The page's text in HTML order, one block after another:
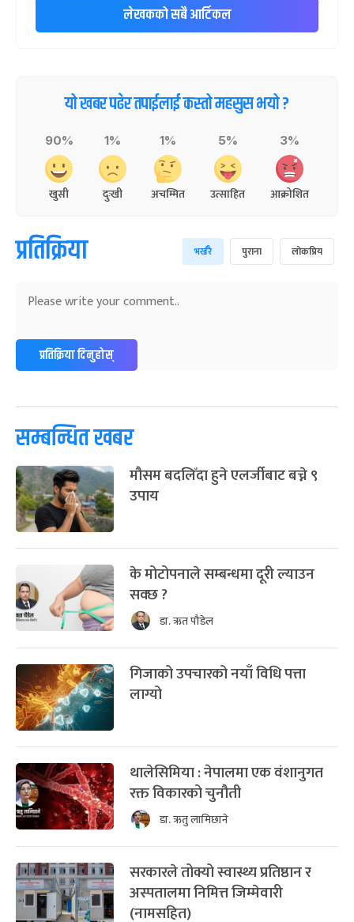
लेखकको सबै आर्टिकल
यो खबर पढेर तपाईलाई कस्तो महसुस भयो ?
90%
खुसी
1%
दुःखी
1%
अचम्मित
5%
उत्साहित
3%
आक्रोशित
प्रतिक्रिया भर्खरै पुराना लोकप्रिय
प्रतिक्रिया दिनुहोस्
सम्बन्धित खबर
मौसम बदलिँदा हुने एलर्जीबाट बच्ने ९
उपाय
के मोटोपनाले सम्बन्धमा दूरी ल्याउन
सक्छ ?
डा. ऋत पौडेल
गिजाको उपचारको नयाँ विधि पत्ता
लाग्यो
थालेसिमिया : नेपालमा एक वंशानुगत
रक्त विकारको चुनौती
डा. ऋतु लामिछाने
सरकारले तोक्यो स्वास्थ्य प्रतिष्ठान र
अस्पतालमा निमित्त जिम्मेवारी
(नामसहित)